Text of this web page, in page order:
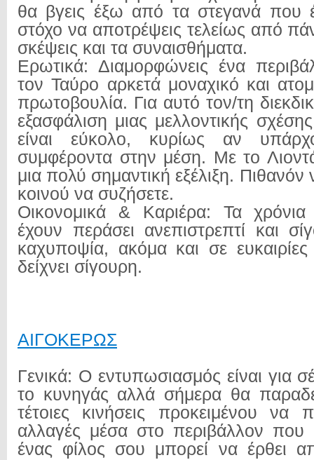
θα βγεις έξω από τα στεγανά που
στόχο να αποτρέψεις τελείως από
σκέψεις και τα συναισθήματα.
Ερωτικά: Διαμορφώνεις ένα
τον Ταύρο αρκετά μοναχικό και
πρωτοβουλία. Για αυτό τον/τη
εξασφάλιση μιας μελλοντικής
είναι εύκολο, κυρίως αν
συμφέροντα στην μέση. Με το
μια πολύ σημαντική εξέλιξη. Πιθανόν
κοινού να συζήσετε.
Οικονομικά & Καριέρα: Τα
έχουν περάσει ανεπιστρεπτί και
καχυποψία, ακόμα και σε
δείχνει σίγουρη.
ΑΙΓΟΚΕΡΩΣ
Γενικά: Ο εντυπωσιασμός είναι για
το κυνηγάς αλλά σήμερα θα
τέτοιες κινήσεις προκειμένου να
αλλαγές μέσα στο περιβάλλον που
ένας φίλος σου μπορεί να έρθει